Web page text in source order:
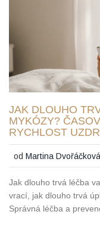
JAK DLOUHO
MYKÓZY?
RYCHLOST
odMartina Dvořáčková
Jak dlouho trvá léčba
vrací, jak dlouho trvá
Správná léčba a